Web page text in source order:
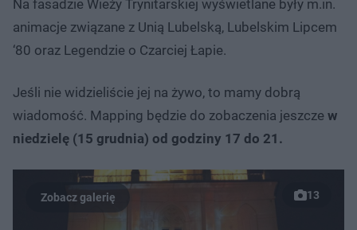
Na fasadzie Wieży Trynitarskiej wyświetlane były m.in.
animacje związane z Unią Lubelską, Lubelskim Lipcem
‘80 oraz Legendzie o Czarciej Łapie.
Jeśli nie widzieliście jej na żywo, to mamy dobrą
wiadomość. Mapping będzie do zobaczenia jeszcze w
niedzielę (15 grudnia) od godziny 17 do 21.
13